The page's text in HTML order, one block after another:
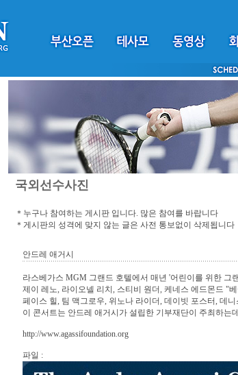
국외선수사진
＊누구나 참여하는 게시판 입니다. 많은 참여를 바랍니다
＊게시판의 성격에 맞지 않는 글은 사전 통보없이 삭제됩니다
안드레 애거시
라스베가스 MGM 그랜드 호텔에서 매년 '어린이를 위한 그
제이 레노, 라이오넬 리치, 스티비 원더, 케네스 에드몬드 "
페이스 힐, 팀 맥그로우, 위노나 라이더, 데이빗 포스터, 데
이 콘서트는 안드레 애거시가 설립한 기부재단이 주최하는
http://www.agassifoundation.org
파일 :